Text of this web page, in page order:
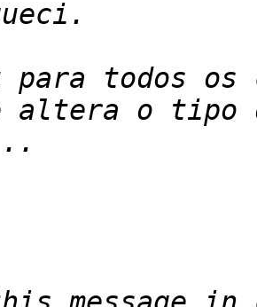
todos os